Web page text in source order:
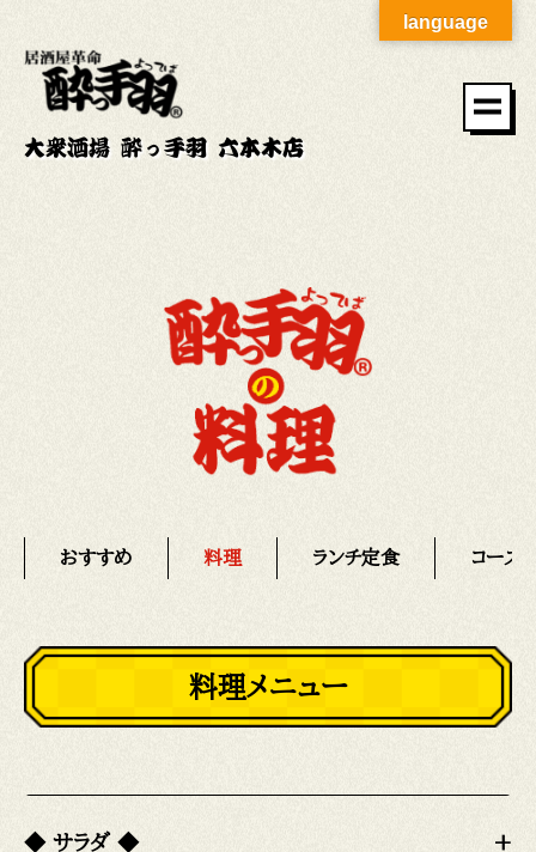
大衆酒場 酔っ手羽 六本木店
おすすめ 料理 ランチ定食 コース
料理メニュー
◆ サラダ ◆ +
language